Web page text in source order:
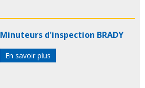
Minuteurs d'inspection BRADY
En savoir plus